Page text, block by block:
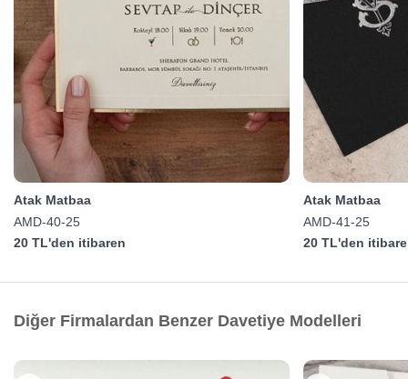
Atak Matbaa
AMD-40-25
20 TL'den itibaren
Atak Matbaa
AMD-41-25
20 TL'den
Diğer Firmalardan Benzer Davetiye Modelleri